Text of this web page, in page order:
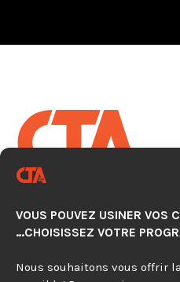
VOUS POUVEZ USINER VOS
…CHOISISSEZ VOTRE
Nous souhaitons vous offrir
AUTOMATISATION
920, avenue Simard,